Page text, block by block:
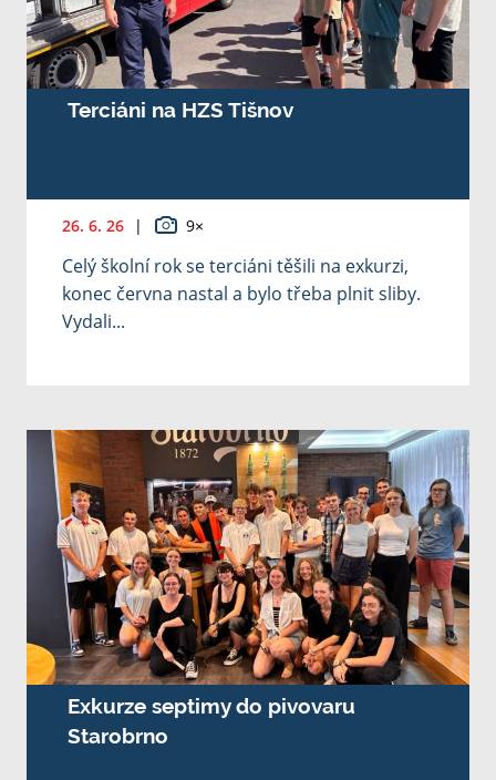
Terciáni na HZS Tišnov
26. 6. 26 | 9×
Celý školní rok se terciáni těšili na exkurzi,
konec června nastal a bylo třeba plnit sliby.
Vydali...
Exkurze septimy do pivovaru
Starobrno